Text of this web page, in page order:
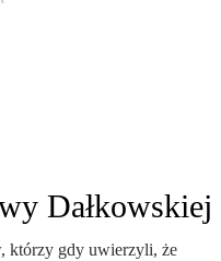
Dałkowskiej
którzy gdy uwierzyli, że